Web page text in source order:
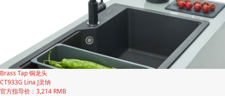
Brass Tap 铜龙头
CT933G Lina J灵纳
官方指导价：3,214 RMB